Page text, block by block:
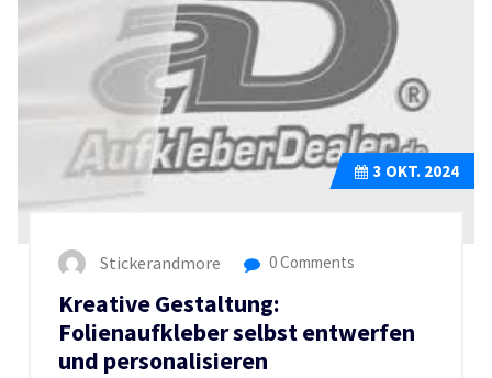
3 OKT. 2024
Stickerandmore 0 Comments
Kreative Gestaltung:
Folienaufkleber selbst entwerfen
und personalisieren